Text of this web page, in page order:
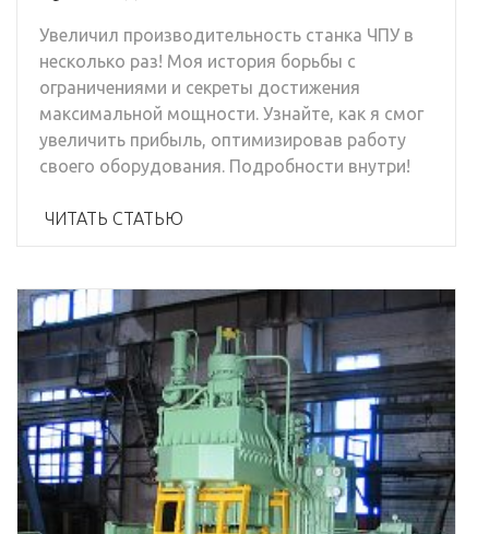
Увеличил производительность станка ЧПУ в
несколько раз! Моя история борьбы с
ограничениями и секреты достижения
максимальной мощности. Узнайте, как я смог
увеличить прибыль, оптимизировав работу
своего оборудования. Подробности внутри!
ЧИТАТЬ СТАТЬЮ